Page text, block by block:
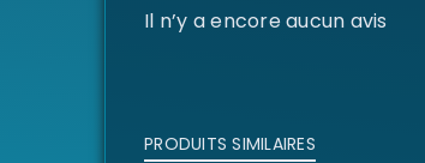
Il n’y a encore aucun avis
PRODUITS SIMILAIRES